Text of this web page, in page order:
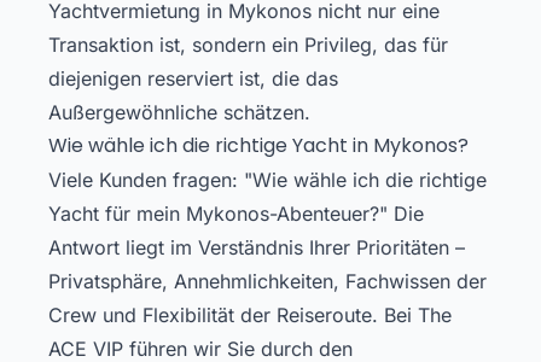
Yachtvermietung in Mykonos nicht nur eine
Transaktion ist, sondern ein Privileg, das für
diejenigen reserviert ist, die das
Außergewöhnliche schätzen.
Wie wähle ich die richtige Yacht in Mykonos?
Viele Kunden fragen: "Wie wähle ich die richtige
Yacht für mein Mykonos-Abenteuer?" Die
Antwort liegt im Verständnis Ihrer Prioritäten –
Privatsphäre, Annehmlichkeiten, Fachwissen der
Crew und Flexibilität der Reiseroute. Bei The
ACE VIP führen wir Sie durch den